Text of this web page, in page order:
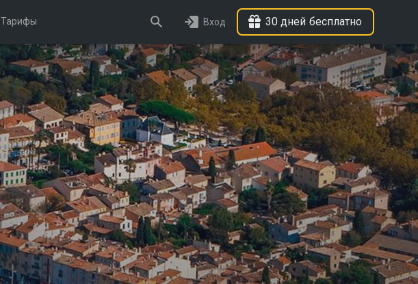
Тарифы Вход 30 дней бесплатно